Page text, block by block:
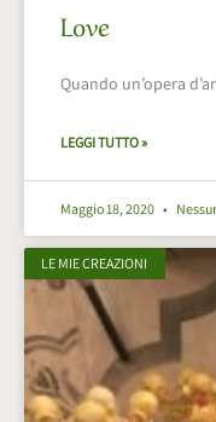
Love
Quando un’opera
LEGGI TUTTO »
Maggio 18, 2020
LE MIE CREAZIONI